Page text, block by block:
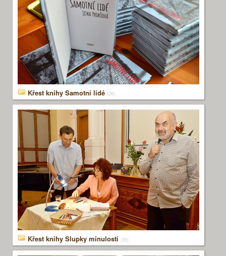
Křest knihy Samotní lidé (26)
Křest knihy Slupky minulosti (36)